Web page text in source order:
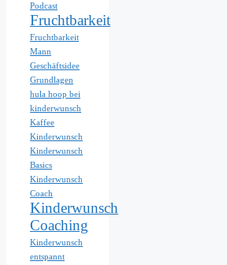
Podcast
Fruchtbarkeit
Fruchtbarkeit
Mann
Geschäftsidee
Grundlagen
hula hoop bei
kinderwunsch
Kaffee
Kinderwunsch
Kinderwunsch
Basics
Kinderwunsch
Coach
Kinderwunsch
Coaching
Kinderwunsch
entspannt